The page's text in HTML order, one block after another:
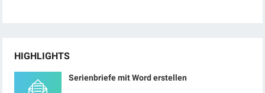
HIGHLIGHTS
Serienbriefe mit Word erstellen